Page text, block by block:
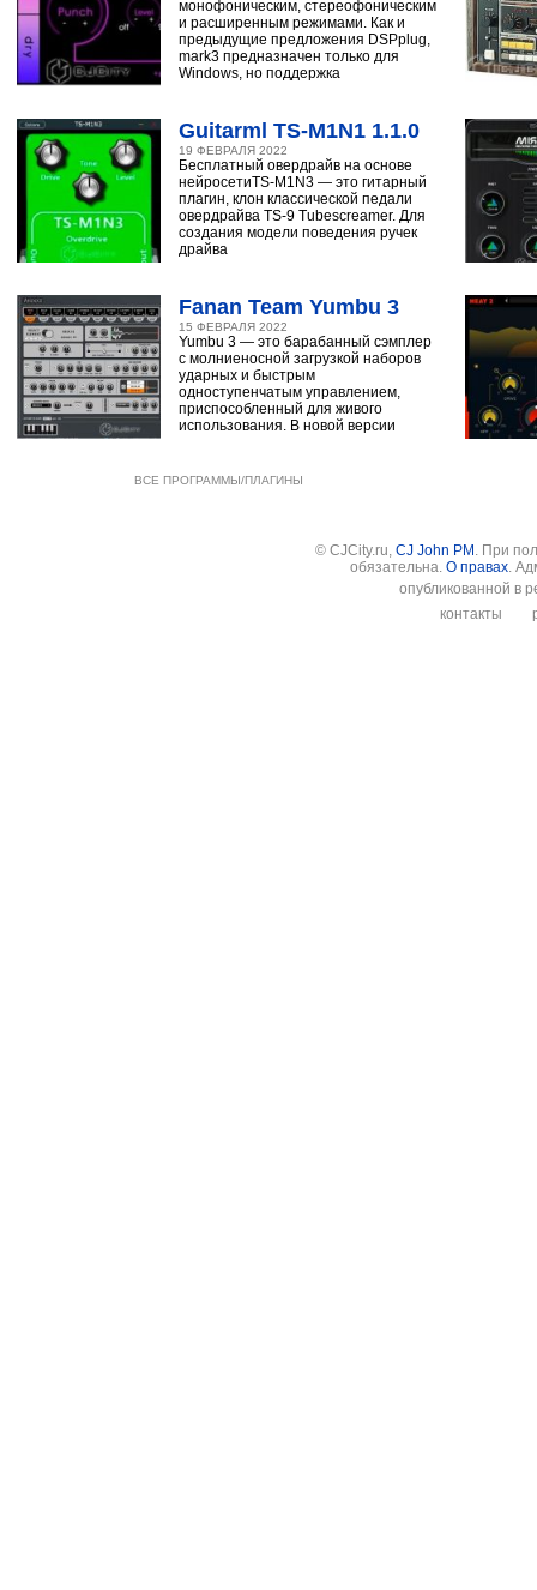
монофоническим, стереофоническим
и расширенным режимами. Как и
предыдущие предложения DSPplug,
mark3 предназначен только для
Windows, но поддержка
Guitarml TS-M1N1 1.1.0
19 ФЕВРАЛЯ 2022
Бесплатный овердрайв на основе
нейросетиTS-M1N3 — это гитарный
плагин, клон классической педали
овердрайва TS-9 Tubescreamer. Для
создания модели поведения ручек
драйва
Fanan Team Yumbu 3
15 ФЕВРАЛЯ 2022
Yumbu 3 — это барабанный сэмплер
с молниеносной загрузкой наборов
ударных и быстрым
одноступенчатым управлением,
приспособленный для живого
использования. В новой версии
ВСЕ ПРОГРАММЫ/ПЛАГИНЫ
© CJCity.ru, CJ John PM . При
обязательна. О правах.
опубликованной в
контакты